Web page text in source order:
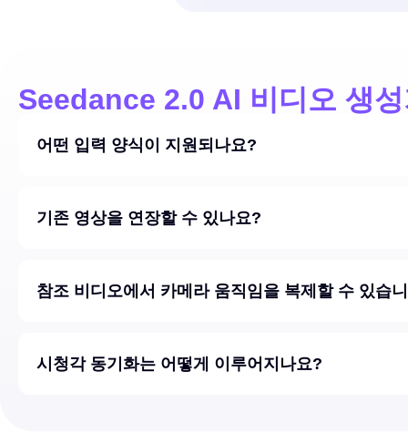
Seedance 2.0 AI 비디오 생
어떤 입력 양식이 지원되나요?
기존 영상을 연장할 수 있나요?
참조 비디오에서 카메라 움직임을 복제할 수 있습
시청각 동기화는 어떻게 이루어지나요?